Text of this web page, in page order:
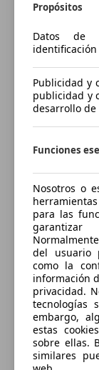
Carga máxima
565 kg
Asientos
Carga en techo
Capacidad de
750 kg
Capacidad de
1800 kg
Volumen del
600 - 1725 l
Consumo
Propósitos
Datos de
Publicidad y
publicidad y
desarrollo de
Funciones
Nosotros o
para las
del usuario
como la
información
privacidad.
tecnologías
embargo,
estas
sobre ellas.
similares